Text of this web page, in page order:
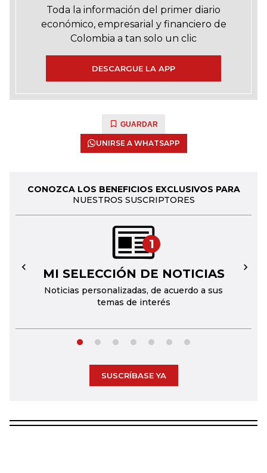
Toda la información del primer diario
económico, empresarial y financiero de
Colombia a tan solo un clic
DESCARGUE LA APP
GUARDAR
UNIRSE A WHATSAPP
CONOZCA LOS BENEFICIOS EXCLUSIVOS PARA
NUESTROS SUSCRIPTORES
1
MI SELECCIÓN DE NOTICIAS
Noticias personalizadas, de acuerdo a sus
temas de interés
← →
SUSCRÍBASE YA